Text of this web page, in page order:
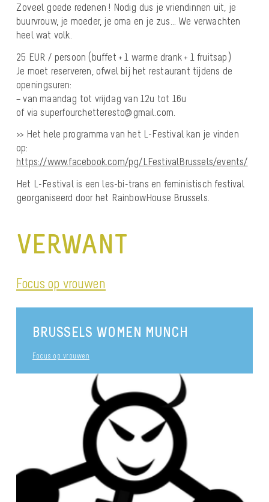
Zoveel goede redenen ! Nodig dus je vriendinnen uit, je
buurvrouw, je moeder, je oma en je zus… We verwachten
heel wat volk.
25 EUR / persoon (buffet + 1 warme drank + 1 fruitsap)
Je moet reserveren, ofwel bij het restaurant tijdens de
openingsuren:
– van maandag tot vrijdag van 12u tot 16u
of via superfourchetteresto@gmail.com.
>> Het hele programma van het L-Festival kan je vinden
op:
https://www.facebook.com/pg/LFestivalBrussels/events/
Het L-Festival is een les-bi-trans en feministisch festival
georganiseerd door het RainbowHouse Brussels.
VERWANT
Focus op vrouwen
BRUSSELS WOMEN MUNCH
Focus op vrouwen